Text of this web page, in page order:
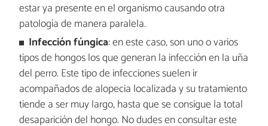
estar ya presente en el organismo causando otra
patología de manera paralela.
Infección fúngica: en este caso, son uno o varios
tipos de hongos los que generan la infección en la uña
del perro. Este tipo de infecciones suelen ir
acompañados de alopecia localizada y su tratamiento
tiende a ser muy largo, hasta que se consigue la total
desaparición del hongo. No dudes en consultar este